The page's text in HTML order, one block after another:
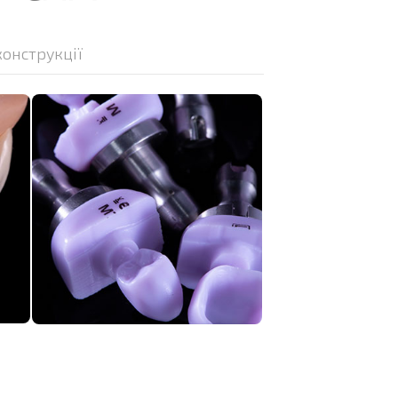
в Bauer's Cad/Cam Lab
однієї з найкращих стоматологічних клінік в
до ТОП 200 кращих стоматологій світу.
Ми пропонуємо:
виробів.
конструкцій (3D-сканування, CAD/CAM-
світу Dentsply Sirona і Ivoclar Vivadent